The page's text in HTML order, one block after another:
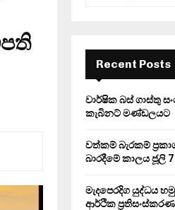
r
:
Recent Posts
වාර්ෂික බස් ගාස්තු
කැබිනට් මණ්ඩලයට
වත්කම් බැරකම්
බාරදීමේ කාලය ජූලි
මැදපෙරදිග යුද්ධය
ආර්ථික